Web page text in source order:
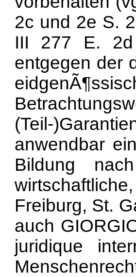
2c und 2e S.
III 277 E.
entgegen der
(Teil-
anwendbar
Bildung
Freiburg, St.
auch
juridique